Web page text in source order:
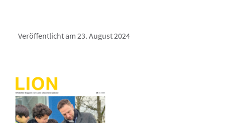
Veröffentlicht am 23. August 2024